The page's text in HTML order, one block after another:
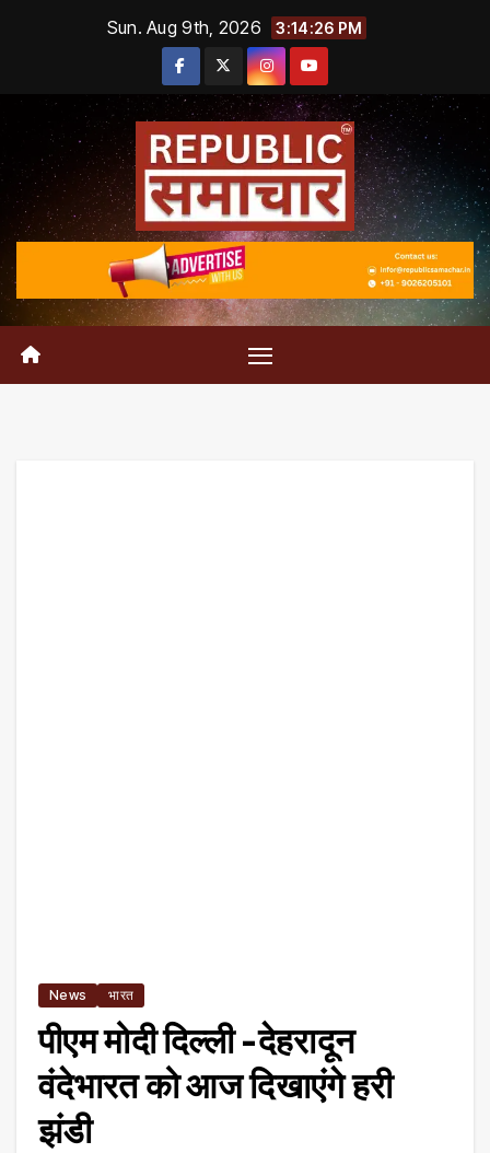
Sun. Aug 9th, 2026 3:14:27 PM
News भारत
पीएम मोदी दिल्ली -देहरादून
वंदेभारत को आज दिखाएंगे हरी
झंडी